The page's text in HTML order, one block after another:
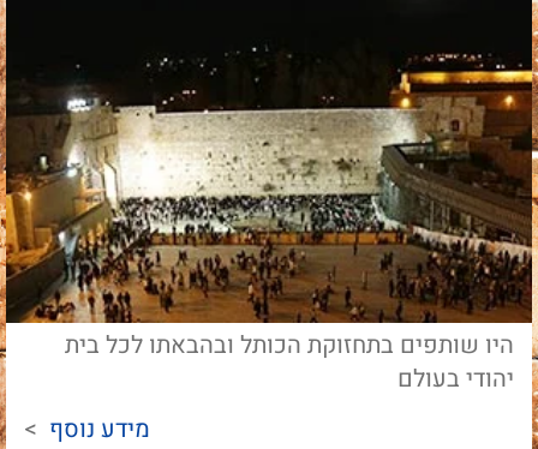
היו שותפים בתחזוקת הכותל ובהבאתו לכל בית
יהודי בעולם
מידע נוסף >